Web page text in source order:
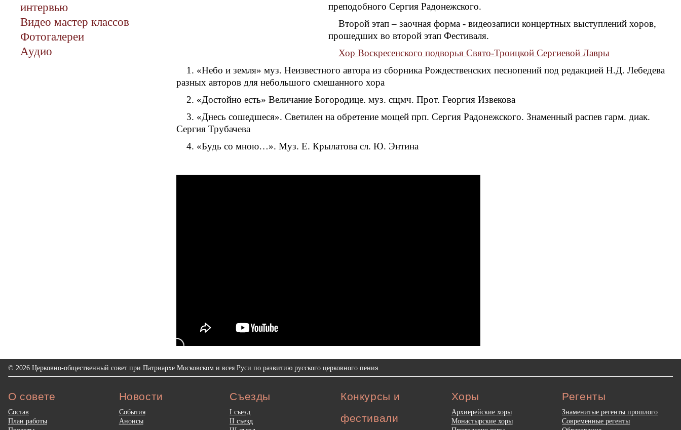
интервью
Видео мастер классов
Фотогалереи
Аудио
преподобного Сергия Радонежского.
Второй этап – заочная форма - видеозаписи концертных выступлений хоров,
прошедших во второй этап Фестиваля.
Хор Воскресенского подворья Свято-Троицкой Сергиевой Лавры
1. «Небо и земля» муз. Неизвестного автора из сборника Рождественских песнопений под редакцией Н.Д. Лебедева
разных авторов для небольшого смешанного хора
2. «Достойно есть» Величание Богородице. муз. сщмч. Прот. Георгия Извекова
3. «Днесь сошедшеся». Светилен на обретение мощей прп. Сергия Радонежского. Знаменный распев гарм. диак.
Сергия Трубачева
4. «Будь со мною…». Муз. Е. Крылатова сл. Ю. Энтина
© 2026 Церковно-общественный совет при Патриархе Московском и всея Руси по развитию русского церковного пения.
О совете
Состав
План работы
Новости
События
Анонсы
Съезды
I съезд
II съезд
Конкурсы и
фестивали
Хоры
Архиерейские хоры
Монастырские хоры
Регенты
Знаменитые регенты прошлого
Современные регенты